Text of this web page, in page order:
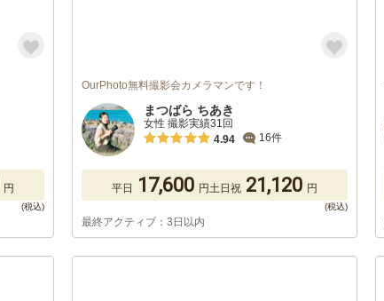
円
OurPhoto無料撮影会カメラマンです！
まつばら ちあき
女性 撮影実績31回
4.94
16件
平日 17,600 円土日祝 21,120 円
最終アクティブ：3日以内